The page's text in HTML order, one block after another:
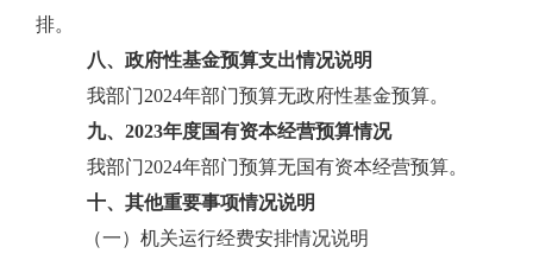
排。
八、政府性基金预算支出情况说明
我部门2024年部门预算无政府性基金预算。
九、2023年度国有资本经营预算情况
我部门2024年部门预算无国有资本经营预算。
十、其他重要事项情况说明
（一）机关运行经费安排情况说明